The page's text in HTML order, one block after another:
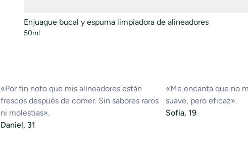
Enjuague bucal y espuma limpiadora de alineadores
50ml
«Por fin noto que mis alineadores están
frescos después de comer. Sin sabores raros
ni molestias».
Daniel, 31
«Me encanta que no
suave, pero eficaz».
Sofia, 19